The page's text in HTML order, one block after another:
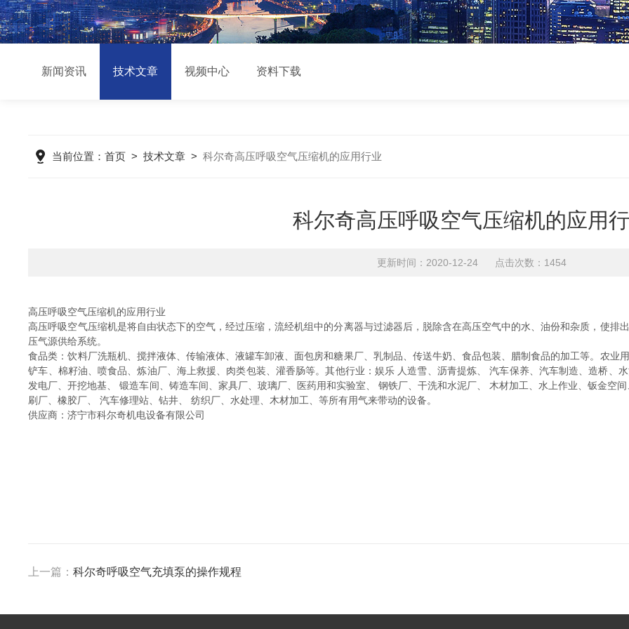
新闻资讯 技术文章 视频中心 资料下载
当前位置：首页 >技术文章 >科尔奇高压呼吸空气压缩机的应用行业
科尔奇高压呼吸空气压缩机的应用
更新时间：2020-12-24 点击次数：1454
高压呼吸空气压缩机的应用行业
高压呼吸空气压缩机是将自由状态下的空气，经过压缩，流经机组中的分离器与过滤器后，脱除含在高压空气中的水、油份和杂质，使排
压气源供给系统。
食品类：饮料厂洗瓶机、搅拌液体、传输液体、液罐车卸液、面包房和糖果厂、乳制品、传送牛奶、食品包装、腊制食品的加工等。农业
铲车、棉籽油、喷食品、炼油厂、海上救援、肉类包装、灌香肠等。其他行业：娱乐 人造雪、沥青提炼、 汽车保养、汽车制造、造桥、
发电厂、开挖地基、 锻造车间、铸造车间、家具厂、玻璃厂、医药用和实验室、 钢铁厂、干洗和水泥厂、 木材加工、水上作业、钣金空
刷厂、橡胶厂、 汽车修理站、钻井、 纺织厂、水处理、木材加工、等所有用气来带动的设备。
供应商：济宁市科尔奇机电设备有限公司
上一篇：科尔奇呼吸空气充填泵的操作规程